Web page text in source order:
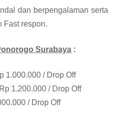
dan berpengalaman serta
Fast respon.
Surabaya :
1.000.000 / Drop Off
1.200.000 / Drop Off
/ Drop Off